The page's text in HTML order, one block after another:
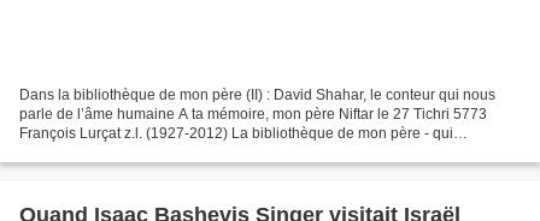
Dans la bibliothèque de mon père (II) : David Shahar, le conteur qui nous
parle de l’âme humaine A ta mémoire, mon père Niftar le 27 Tichri 5773
François Lurçat z.l. (1927-2012) La bibliothèque de mon père - qui
Quand Isaac Bashevis Singer visitait Israël